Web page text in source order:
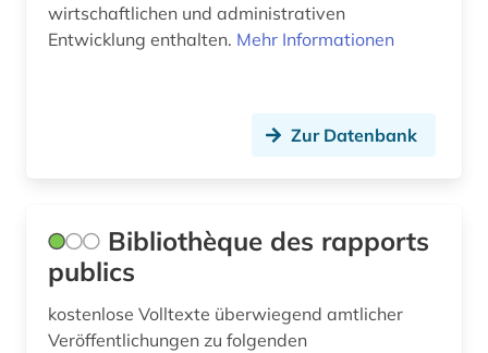
wirtschaftlichen und administrativen
Entwicklung enthalten. Mehr Informationen
Zur Datenbank
Bibliothèque des rapports
publics
kostenlose Volltexte überwiegend amtlicher
Veröffentlichungen zu folgenden